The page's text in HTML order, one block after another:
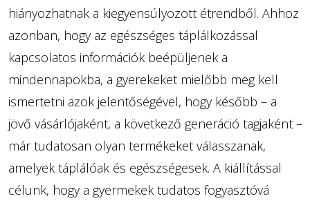
hiányozhatnak a kiegyensúlyozott étrendből. Ahhoz
azonban, hogy az egészséges táplálkozással
kapcsolatos információk beépüljenek a
mindennapokba, a gyerekeket mielőbb meg kell
ismertetni azok jelentőségével, hogy később – a
jövő vásárlójaként, a következő generáció tagjaként –
már tudatosan olyan termékeket válasszanak,
amelyek táplálóak és egészségesek. A kiállítással
célunk, hogy a gyermekek tudatos fogyasztóvá